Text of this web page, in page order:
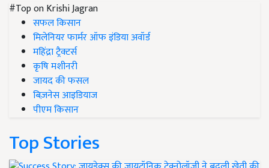
#Top on Krishi Jagran
सफल किसान
मिलेनियर फार्मर ऑफ इंडिया अवॉर्ड
महिंद्रा ट्रैक्टर्स
कृषि मशीनरी
जायद की फसल
बिज़नेस आइडियाज
पीएम किसान
Top Stories